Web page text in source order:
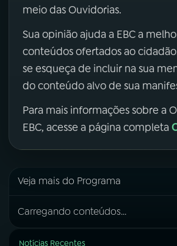
meio das Ouvidorias.
Sua opinião ajuda a EBC a
conteúdos ofertados ao
se esqueça de incluir na sua
do conteúdo alvo de sua
Para mais informações sobre a
EBC, acesse a página completa
Veja mais do Programa
Carregando conteúdos...
Notícias Recentes